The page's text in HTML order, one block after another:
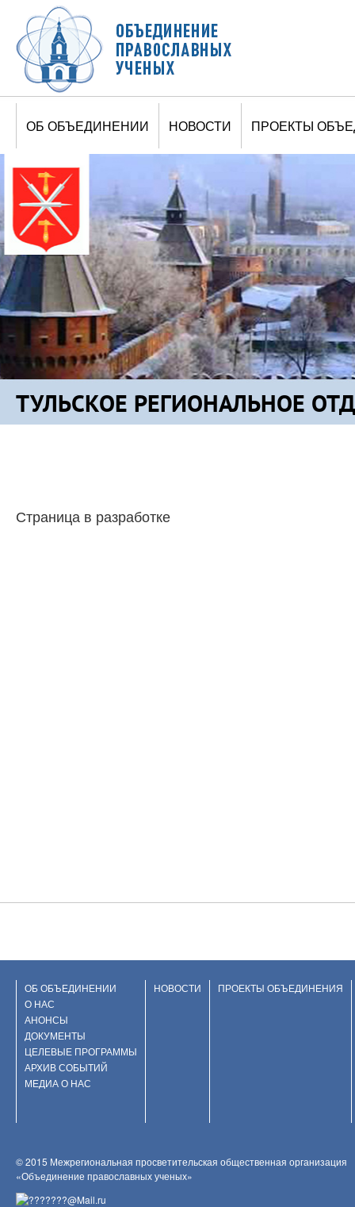
ОБ ОБЪЕДИНЕНИИ НОВОСТИ ПРОЕКТЫ
ТУЛЬСКОЕ РЕГИОНАЛЬНОЕ
Страница в разработке
ОБ ОБЪЕДИНЕНИИ
О НАС
АНОНСЫ
ДОКУМЕНТЫ
ЦЕЛЕВЫЕ ПРОГРАММЫ
АРХИВ СОБЫТИЙ
МЕДИА О НАС
НОВОСТИ ПРОЕКТЫ ОБЪЕДИНЕНИЯ
© 2015 Межрегиональная просветительская общественная организация
«Объединение православных ученых»